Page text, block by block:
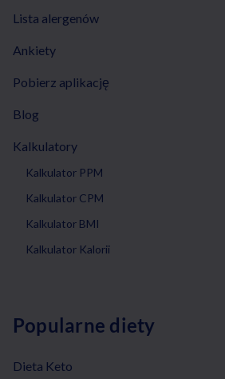
Lista alergenów
Ankiety
Pobierz aplikację
Blog
Kalkulatory
Kalkulator PPM
Kalkulator CPM
Kalkulator BMI
Kalkulator Kalorii
Popularne diety
Dieta Keto